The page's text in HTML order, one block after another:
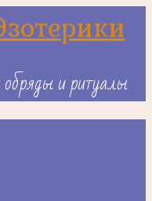
обряды и ритуалы